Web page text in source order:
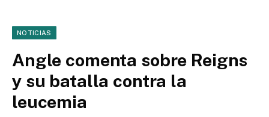
NOTICIAS
Angle comenta sobre Reigns
y su batalla contra la
leucemia